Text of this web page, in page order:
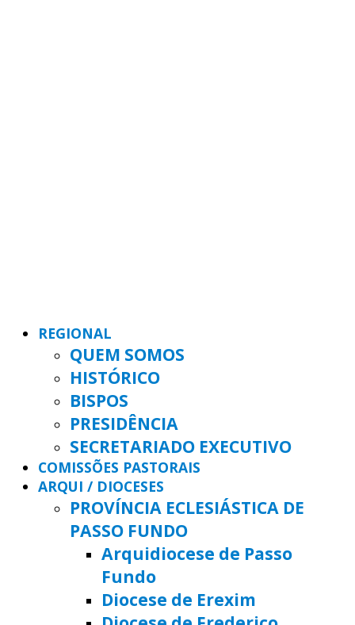
REGIONAL
QUEM SOMOS
HISTÓRICO
BISPOS
PRESIDÊNCIA
SECRETARIADO EXECUTIVO
COMISSÕES PASTORAIS
ARQUI / DIOCESES
PROVÍNCIA ECLESIÁSTICA DE
PASSO FUNDO
Arquidiocese de Passo
Fundo
Diocese de Erexim